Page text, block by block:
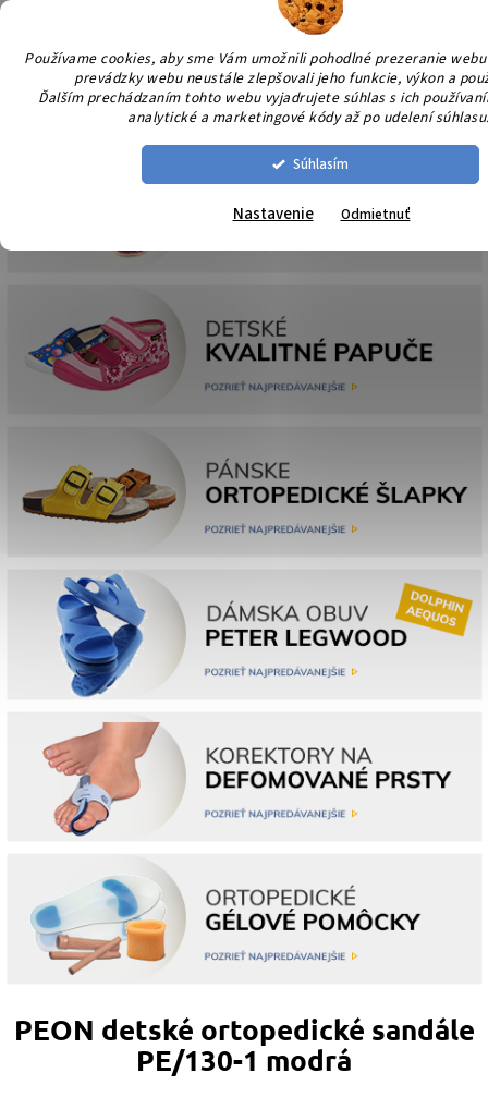
Používame cookies, aby sme Vám umožnili pohodlné prezeranie
prevádzky webu neustále zlepšovali jeho funkcie, výkon a
Ďalším prechádzaním tohto webu vyjadrujete súhlas s ich
analytické a marketingové kódy až po udelení
Súhlasím
Nastavenie Odmietnuť
Prejsť
obsah
PEON detské ortopedické sandále
PE/130-1 modrá